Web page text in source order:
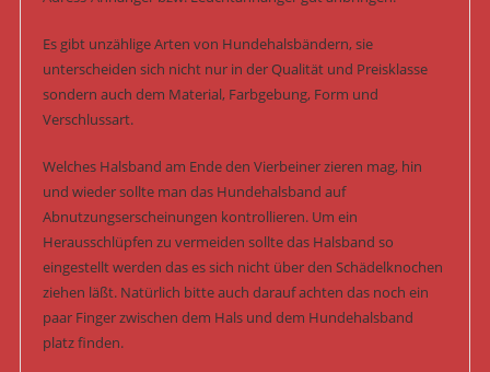
Es gibt unzählige Arten von Hundehalsbändern, sie
unterscheiden sich nicht nur in der Qualität und Preisklasse
sondern auch dem Material, Farbgebung, Form und
Verschlussart.
Welches Halsband am Ende den Vierbeiner zieren mag, hin
und wieder sollte man das Hundehalsband auf
Abnutzungserscheinungen kontrollieren. Um ein
Herausschlüpfen zu vermeiden sollte das Halsband so
eingestellt werden das es sich nicht über den Schädelknochen
ziehen läßt. Natürlich bitte auch darauf achten das noch ein
paar Finger zwischen dem Hals und dem Hundehalsband
platz finden.